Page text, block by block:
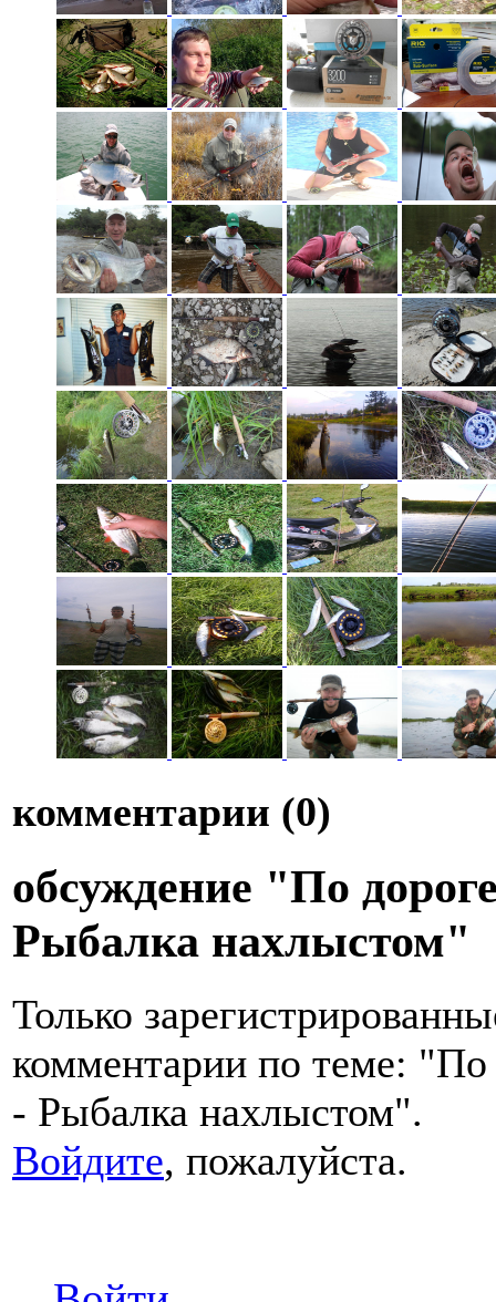
комментарии (0)
обсуждение "По
Рыбалка нахлыстом"
Только
комментарии по теме: "По
- Рыбалка нахлыстом".
Войдите, пожалуйста.